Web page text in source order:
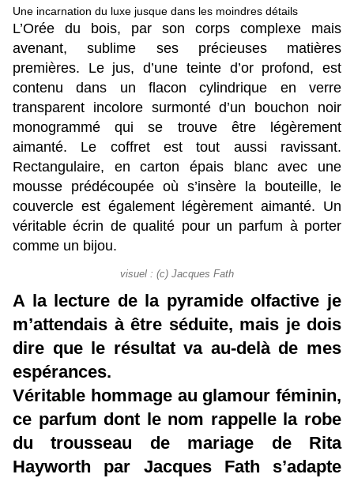
Une incarnation du luxe jusque dans les moindres détails
L’Orée du bois, par son corps complexe mais
avenant, sublime ses précieuses matières
premières. Le jus, d’une teinte d’or profond, est
contenu dans un flacon cylindrique en verre
transparent incolore surmonté d’un bouchon noir
monogrammé qui se trouve être légèrement
aimanté. Le coffret est tout aussi ravissant.
Rectangulaire, en carton épais blanc avec une
mousse prédécoupée où s’insère la bouteille, le
couvercle est également légèrement aimanté. Un
véritable écrin de qualité pour un parfum à porter
comme un bijou.
visuel : (c) Jacques Fath
A la lecture de la pyramide olfactive je
m’attendais à être séduite, mais je dois
dire que le résultat va au-delà de mes
espérances.
Véritable hommage au glamour féminin,
ce parfum dont le nom rappelle la robe
du trousseau de mariage de Rita
Hayworth par Jacques Fath s’adapte